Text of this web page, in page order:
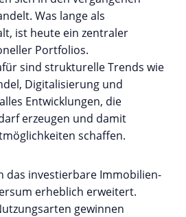
Was lange als
ist heute ein zentraler
Portfolios.
sind strukturelle Trends wie
Digitalisierung und
Entwicklungen, die
erzeugen und damit
schaffen.
das investierbare Immobilien-
erheblich erweitert.
gewinnen